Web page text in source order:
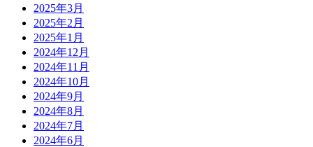
2025年3月
2025年2月
2025年1月
2024年12月
2024年11月
2024年10月
2024年9月
2024年8月
2024年7月
2024年6月